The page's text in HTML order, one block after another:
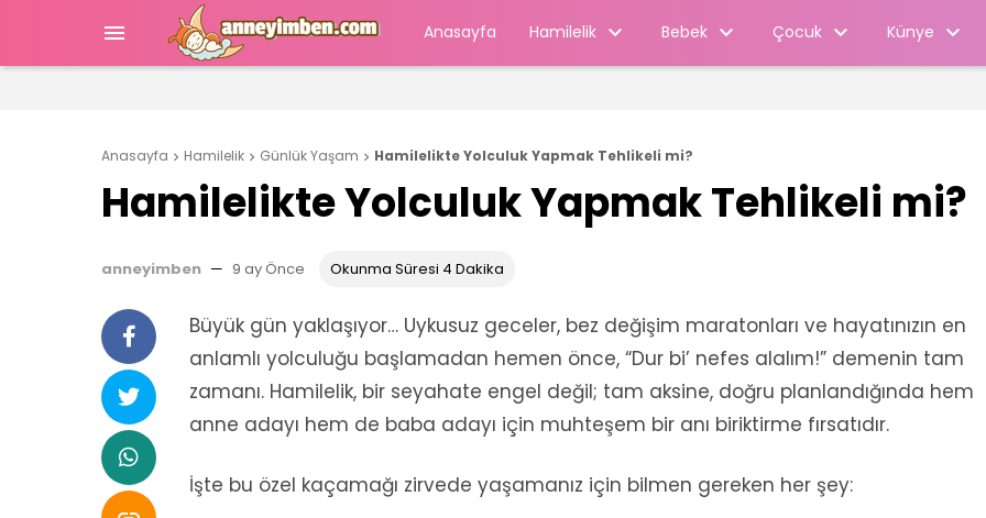
 Anasayfa Hamilelik Bebek Çocuk Künye
Anasayfa  Hamilelik  Günlük Yaşam  Hamilelikte Yolculuk Yapmak Tehlikeli mi?
Hamilelikte Yolculuk Yapmak Tehlikeli mi?
anneyimben — 9 ay Önce Okunma Süresi 4 Dakika
Büyük gün yaklaşıyor… Uykusuz geceler, bez değişim maratonları ve hayatınızın en
anlamlı yolculuğu başlamadan hemen önce, “Dur bi’ nefes alalım!” demenin tam
zamanı. Hamilelik, bir seyahate engel değil; tam aksine, doğru planlandığında hem
anne adayı hem de baba adayı için muhteşem bir anı biriktirme fırsatıdır.
İşte bu özel kaçamağı zirvede yaşamanız için bilmen gereken her şey: